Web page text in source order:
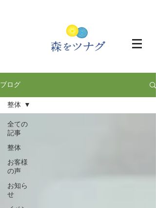
ブログ
全ての
記事
整体
お客様
の声
お知ら
せ
整体